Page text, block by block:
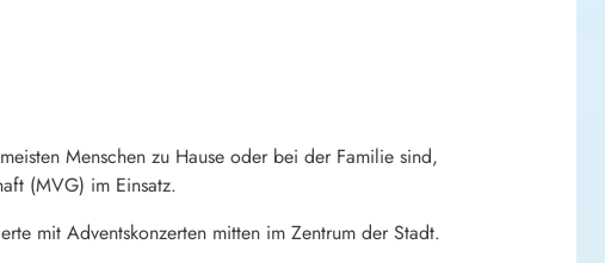
Menschen zu Hause oder bei der Familie sind,
(MVG) im Einsatz.
mit Adventskonzerten mitten im Zentrum der Stadt.